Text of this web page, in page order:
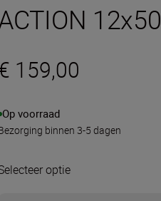
12x50
159,00
Op voorraad
binnen 3-5 dagen
optie